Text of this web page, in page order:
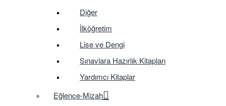
Diğer
İlköğretim
Lise ve Dengi
Sınavlara Hazırlık Kitapları
Yardımcı Kitaplar
Eğlence-Mizah